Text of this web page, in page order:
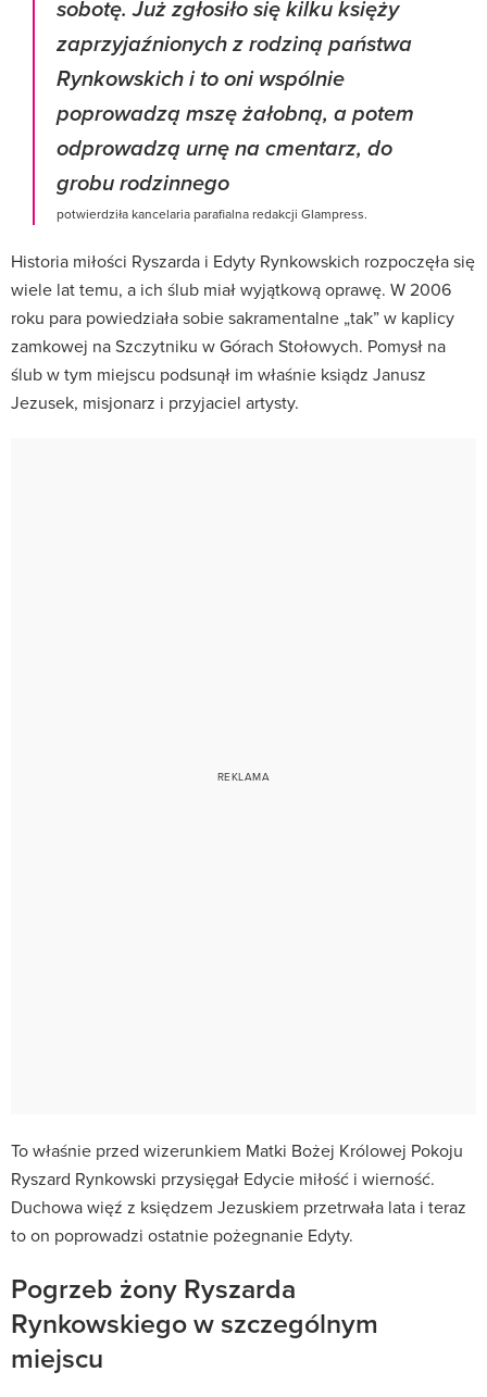
sobotę. Już zgłosiło się kilku księży
zaprzyjaźnionych z rodziną państwa
Rynkowskich i to oni wspólnie
poprowadzą mszę żałobną, a potem
odprowadzą urnę na cmentarz, do
grobu rodzinnego
potwierdziła kancelaria parafialna redakcji Glampress.
Historia miłości Ryszarda i Edyty Rynkowskich rozpoczęła się
wiele lat temu, a ich ślub miał wyjątkową oprawę. W 2006
roku para powiedziała sobie sakramentalne „tak” w kaplicy
zamkowej na Szczytniku w Górach Stołowych. Pomysł na
ślub w tym miejscu podsunął im właśnie ksiądz Janusz
Jezusek, misjonarz i przyjaciel artysty.
To właśnie przed wizerunkiem Matki Bożej Królowej Pokoju
Ryszard Rynkowski przysięgał Edycie miłość i wierność.
Duchowa więź z księdzem Jezuskiem przetrwała lata i teraz
to on poprowadzi ostatnie pożegnanie Edyty.
Pogrzeb żony Ryszarda
Rynkowskiego w szczególnym
miejscu